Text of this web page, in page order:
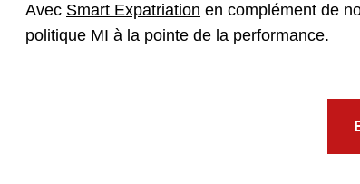
Avec Smart Expatriation en complément de
politique MI à la pointe de la performance.